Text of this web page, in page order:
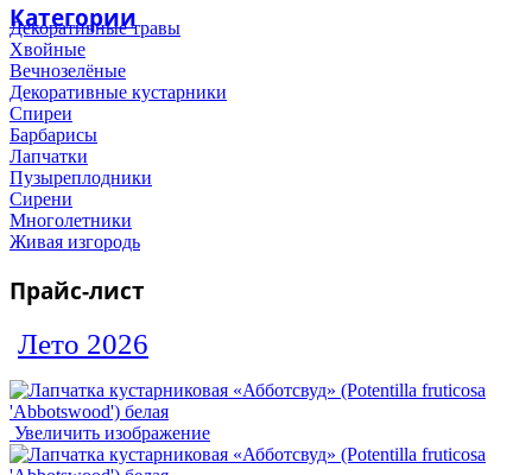
Категории
Декоративные травы
Хвойные
Вечнозелёные
Декоративные кустарники
Спиреи
Барбарисы
Лапчатки
Пузыреплодники
Сирени
Многолетники
Живая изгородь
Прайс-лист
Лето 2026
Увеличить изображение